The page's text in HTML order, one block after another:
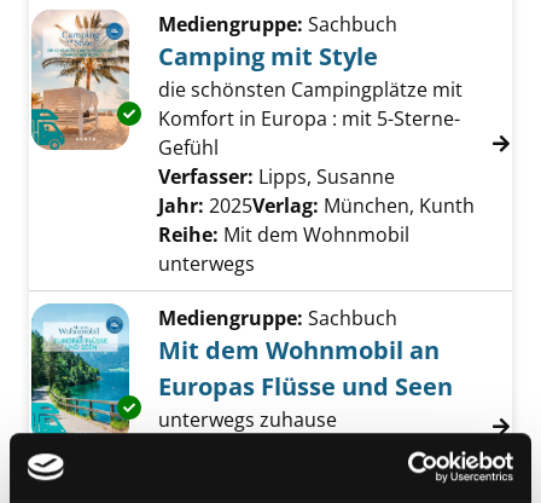
Exemplar-Details von Camping mit Style
Mediengruppe: Sachbuch
Camping mit Style
die schönsten Campingplätze mit
Komfort in Europa : mit 5-Sterne-
Gefühl
Verfasser: Lipps, Susanne
Jahr: 2025Verlag: München, Kunth
Reihe: Mit dem Wohnmobil
unterwegs
Exemplar-Details von Mit dem Wohnmobil
Mediengruppe: Sachbuch
Mit dem Wohnmobil an
Europas Flüsse und Seen
unterwegs zuhause
Suche nach
München, Kunth